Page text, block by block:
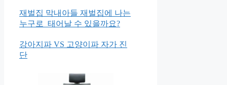
재벌집 막내아들 재벌집에 나는
누구로 태어날 수 있을까요?
강아지파 VS 고양이파 자가 진
단